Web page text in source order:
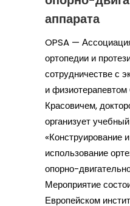
аппарата
OPSA —
ортопедии и
сотрудничестве с
и
Красовичем,
организует
«Конструирование
использование
опорно-
Мероприятие
Европейском